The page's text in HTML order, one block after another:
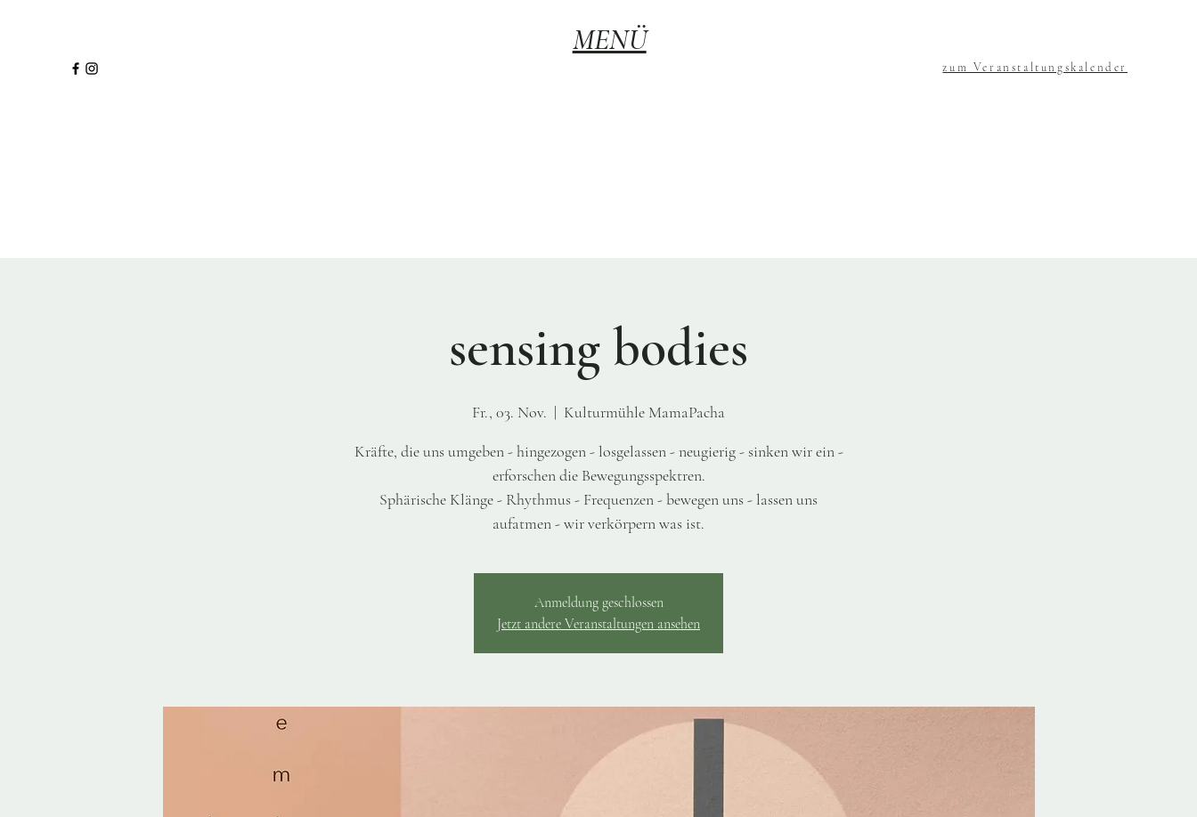
MENÜ
zum Veranstaltungskalender
sensing bodies
Fr., 03. Nov.
  |
Kulturmühle MamaPacha
Kräfte, die uns umgeben - hingezogen - losgelassen - neugierig - sinken wir ein -
erforschen die Bewegungsspektren.
Sphärische Klänge - Rhythmus - Frequenzen - bewegen uns - lassen uns
aufatmen - wir verkörpern was ist.
Anmeldung geschlossen
Jetzt andere Veranstaltungen ansehen